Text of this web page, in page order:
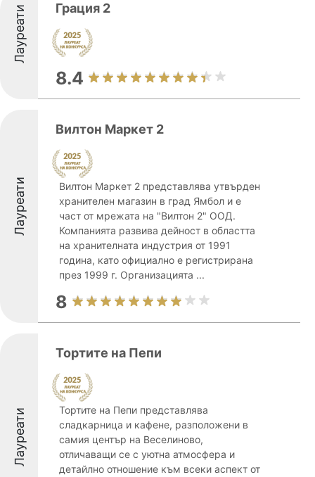
Лауреати Грация 2
8.4
Лауреати
Вилтон Маркет 2
Вилтон Маркет 2 представлява утвърден
хранителен магазин в град Ямбол и е
част от мрежата на "Вилтон 2" ООД.
Компанията развива дейност в областта
на хранителната индустрия от 1991
година, като официално е регистрирана
през 1999 г. Организацията ...
8
Лауреати
Тортите на Пепи
Тортите на Пепи представлява
сладкарница и кафене, разположени в
самия център на Веселиново,
отличаващи се с уютна атмосфера и
детайлно отношение към всеки аспект от